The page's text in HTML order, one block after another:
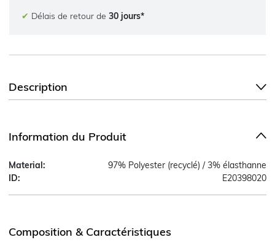
✔ Délais de retour de 30 jours*
Description
Information du Produit
Material:
97% Polyester (recyclé) / 3% élasthanne
ID:
E20398020
Composition & Caractéristiques